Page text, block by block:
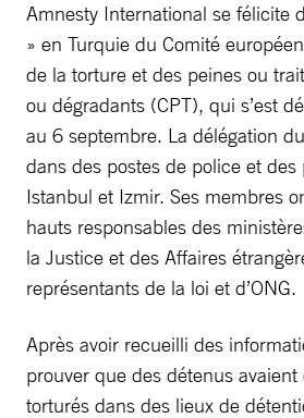
Amnesty International se félicite
» en Turquie du Comité
de la torture et des peines ou
ou dégradants (CPT), qui s’est
au 6 septembre. La délégation
dans des postes de police et des
Istanbul et Izmir. Ses membres
hauts responsables des
la Justice et des Affaires
représentants de la loi et d’ONG.
Après avoir recueilli des
prouver que des détenus
torturés dans des lieux de